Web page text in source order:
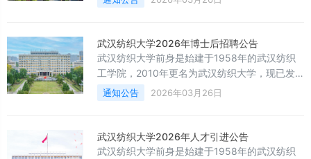
行规定》（人事部令第6号）《关于进一步做好
〔2024〕57号）等文件精神，结合学校实际，
特制定本公告。凯里学院前身为1958年成立的
黔东南大学。2006年经教育部批准，学校升格
为本科院校并更名为凯里学院。历经六十余年发
展，学校于2023
武汉纺织大学2026年博士后招聘公告
武汉纺织大学前身是始建于1958年的武汉纺织
工学院，2010年更名为武汉纺织大学，现已发
展成为一所多学科协调发展、特色鲜明、优势突
出的普通全日制本科高校。学校自主培养了中国
齐教授。设置20个学院（部）3个研究院，涵盖
理、工、文、法、经、管、艺、交叉等8个学科
通知公告 2026年03月26日
武汉纺织大学2026年人才引进公告
武汉纺织大学前身是始建于1958年的武汉纺织